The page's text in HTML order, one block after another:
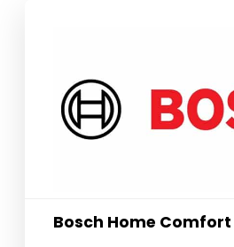
Bosch Home